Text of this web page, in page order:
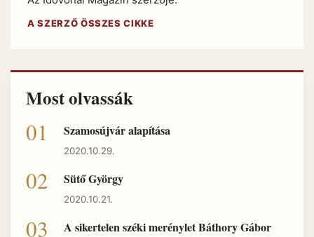
A SZERZŐ ÖSSZES CIKKE
Most olvassák
Szamosújvár alapítása
2020.10.29.
Sütő György
2020.10.21.
A sikertelen széki merénylet Báthory Gábor